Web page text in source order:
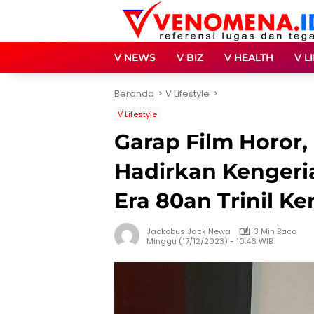
V NEWS V BIZ V HEALTH V
Beranda V Lifestyle
V Lifestyle
Garap Film
Hadirkan
Era 80an Trinil
Jackobus Jack Newa
3 Min Baca
Minggu (17/12/2023) - 10:46 WIB